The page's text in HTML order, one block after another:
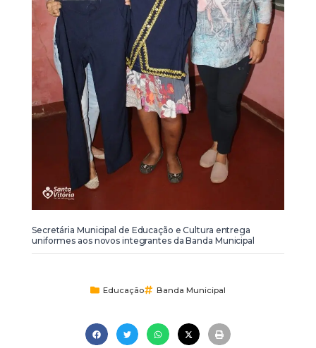
Secretária Municipal de Educação e Cultura entrega
uniformes aos novos integrantes da Banda Municipal
Educação Banda Municipal